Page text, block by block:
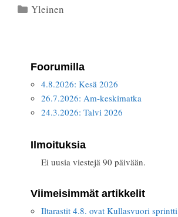
Kategoriat
Yleinen
Foorumilla
4.8.2026: Kesä 2026
26.7.2026: Am-keskimatka
24.3.2026: Talvi 2026
Ilmoituksia
Ei uusia viestejä 90 päivään.
Viimeisimmät artikkelit
Iltarastit 4.8. ovat Kullasvuori sprintti